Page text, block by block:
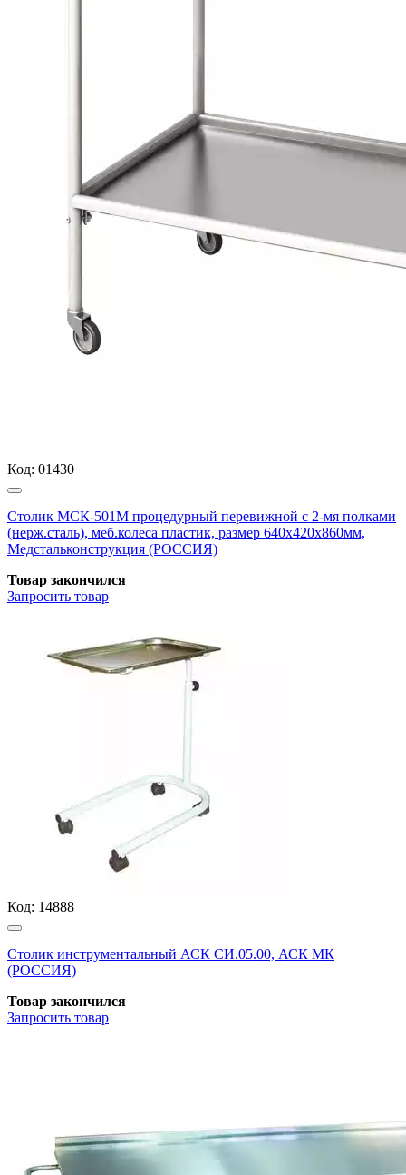
Код: 01430
Столик МСК-501М процедурный перевижной с 2-мя полками
(нерж.сталь), меб.колеса пластик, размер 640х420х860мм,
Медстальконструкция (РОССИЯ)
Товар закончился
Запросить товар
Код: 14888
Столик инструментальный АСК СИ.05.00, АСК МК
(РОССИЯ)
Товар закончился
Запросить товар